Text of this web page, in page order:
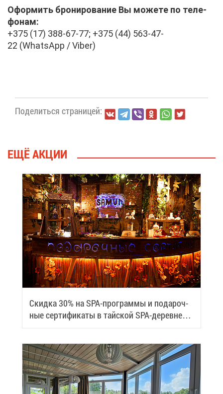
Офор­мить бро­ни­ро­ва­ние Вы мо­же­те по те­ле­
фо­нам:
+375 (17) 388-67-77; +375 (44) 563-47-
22 (WhatsApp / Viber)
По­де­лить­ся стра­ни­цей:
ЕЩЁ АК­ЦИИ
Скид­ка 30% на SPA-про­грам­мы и по­да­роч­
ные сер­ти­фи­ка­ты в тай­ской SPA-де­ревне
Samui